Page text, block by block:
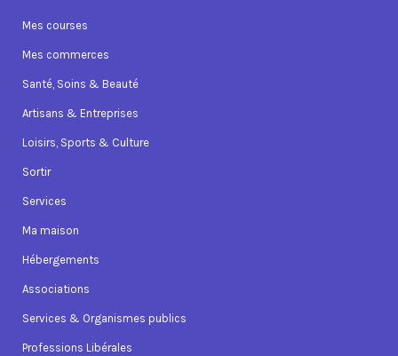
Mes courses
Mes commerces
Santé, Soins & Beauté
Artisans & Entreprises
Loisirs, Sports & Culture
Sortir
Services
Ma maison
Hébergements
Associations
Services & Organismes publics
Professions Libérales